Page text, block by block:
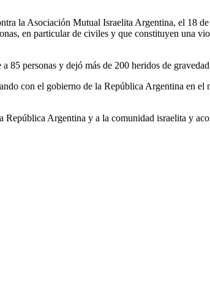
la Asociación Mutual Israelita Argentina, el 18
en particular de civiles y que constituyen una
85 personas y dejó más de 200 heridos de
con el gobierno de la República Argentina en el
Argentina y a la comunidad israelita y